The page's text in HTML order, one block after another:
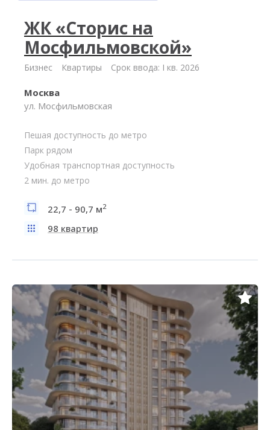
ЖК «Сторис на
Мосфильмовской»
Бизнес Квартиры Срок ввода: I кв. 2026
Москва
ул. Мосфильмовская
Пешая доступность до метро
Парк рядом
Удобная транспортная доступность
2 мин. до метро
22,7 - 90,7 м2
98 квартир